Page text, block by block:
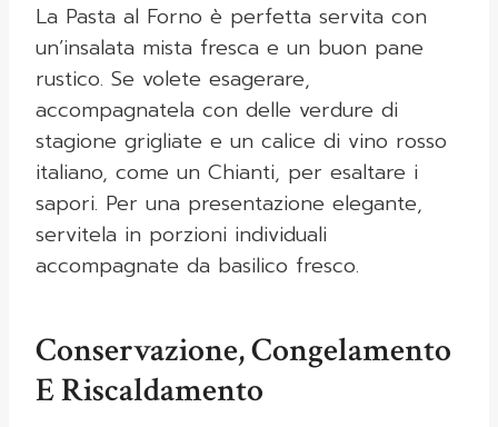
La Pasta al Forno è perfetta servita con
un’insalata mista fresca e un buon pane
rustico. Se volete esagerare,
accompagnatela con delle verdure di
stagione grigliate e un calice di vino rosso
italiano, come un Chianti, per esaltare i
sapori. Per una presentazione elegante,
servitela in porzioni individuali
accompagnate da basilico fresco.
Conservazione, Congelamento
E Riscaldamento